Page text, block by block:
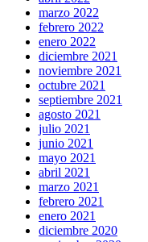
marzo 2022
febrero 2022
enero 2022
diciembre 2021
noviembre 2021
octubre 2021
septiembre 2021
agosto 2021
julio 2021
junio 2021
mayo 2021
abril 2021
marzo 2021
febrero 2021
enero 2021
diciembre 2020